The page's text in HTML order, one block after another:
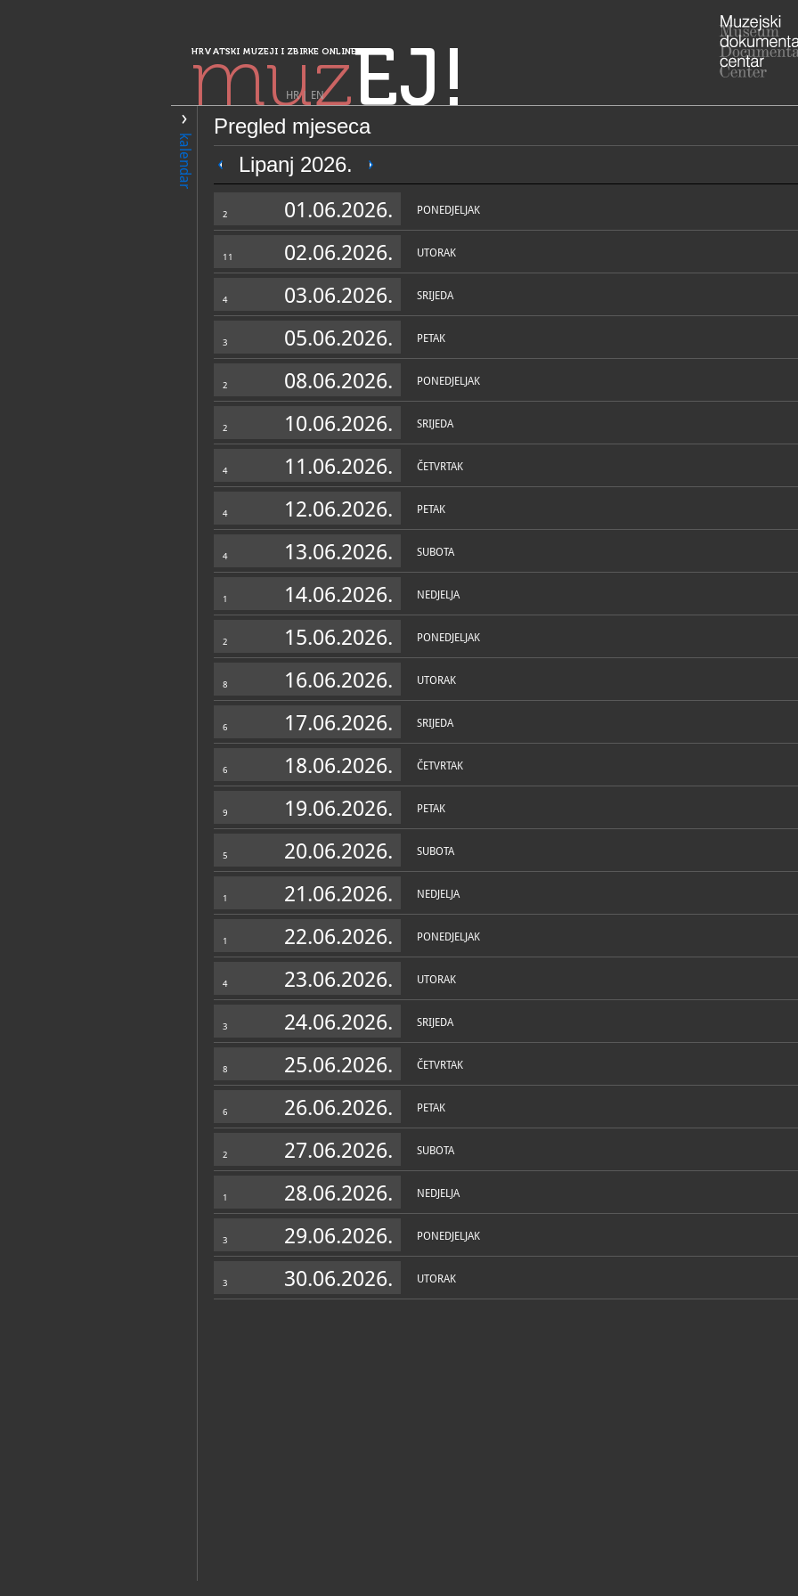
HRVATSKI MUZEJI I ZBIRKE ONLINE
muzEJ!
HR| EN
kalendar
Pregled mjeseca
Lipanj 2026.
2 01.06.2026. PONEDJELJAK
11 02.06.2026. UTORAK
4 03.06.2026. SRIJEDA
3 05.06.2026. PETAK
2 08.06.2026. PONEDJELJAK
2 10.06.2026. SRIJEDA
4 11.06.2026. ČETVRTAK
4 12.06.2026. PETAK
4 13.06.2026. SUBOTA
1 14.06.2026. NEDJELJA
2 15.06.2026. PONEDJELJAK
8 16.06.2026. UTORAK
6 17.06.2026. SRIJEDA
6 18.06.2026. ČETVRTAK
9 19.06.2026. PETAK
5 20.06.2026. SUBOTA
1 21.06.2026. NEDJELJA
1 22.06.2026. PONEDJELJAK
4 23.06.2026. UTORAK
3 24.06.2026. SRIJEDA
8 25.06.2026. ČETVRTAK
6 26.06.2026. PETAK
2 27.06.2026. SUBOTA
1 28.06.2026. NEDJELJA
3 29.06.2026. PONEDJELJAK
3 30.06.2026. UTORAK
PRETRAŽIVANJE
Sjeverozapadna Hrvatska
Galerija grada Krapine
utorak -
OPĆI PODACI
Zbirke U